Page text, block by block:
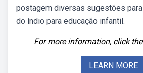
postagem diversas sugestões
do índio para educação infantil.
For more information, click
LEARN MORE